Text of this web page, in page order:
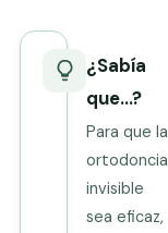
¿Sabía
que…?
Para que la
ortodoncia
invisible
sea eficaz,